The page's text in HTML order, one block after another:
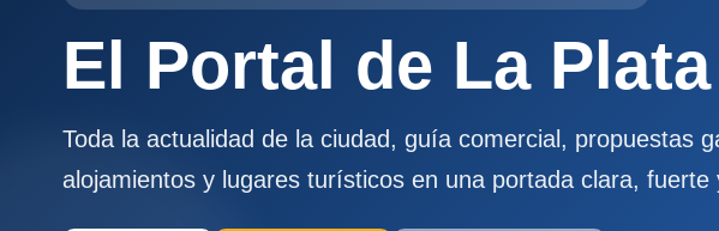
El Portal de La Plata
Toda la actualidad de la ciudad, guía comercial, propuestas
alojamientos y lugares turísticos en una portada clara, fuerte